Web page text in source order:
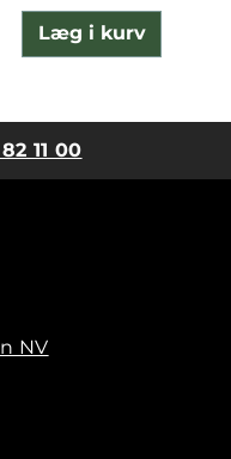
Læg i kurv
11 00
NV